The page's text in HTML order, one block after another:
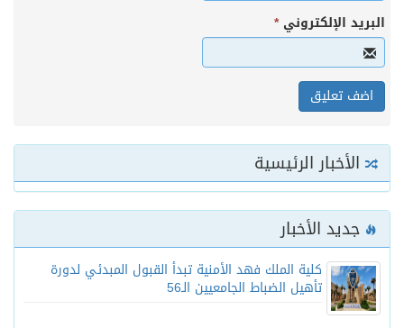
البريد الإلكتروني*
الأخبار الرئيسية
جديد الأخبار
كلية الملك فهد الأمنية تبدأ القبول المبدئي لدورة
تأهيل الضباط الجامعيين الـ56